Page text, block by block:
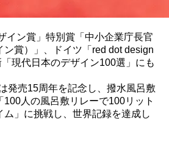
イン賞」特別賞「中小企業庁長官
ン賞）」、ドイツ「red dot design
現代日本のデザイン100選」にも
発売15周年を記念し、撥水風呂敷
100人の風呂敷リレーで100リット
ム」に挑戦し、世界記録を達成し